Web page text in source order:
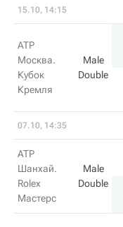
15.10, 14:15
ATP
Москва.
Кубок
Кремля
Male
Double
07.10, 14:35
ATP
Шанхай.
Rolex
Мастерс
Male
Double